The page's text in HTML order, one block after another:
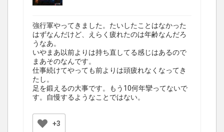
強行軍やってきました。たいしたことはなかった
はずなんだけど、えらく疲れたのは年齢なんだろ
うなあ。
いやまあ以前よりは持ち直してる感じはあるので
まあそのなんです。
仕事続けてやっても前よりは頭疲れなくなってき
たし。
足を鍛えるの大事です。もう10何年攣ってないで
す。自慢するようなことではない。
+3